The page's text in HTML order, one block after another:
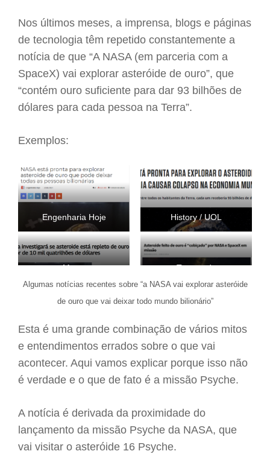
Nos últimos meses, a imprensa, blogs e páginas
de tecnologia têm repetido constantemente a
notícia de que “A NASA (em parceria com a
SpaceX) vai explorar asteróide de ouro”, que
“contém ouro suficiente para dar 93 bilhões de
dólares para cada pessoa na Terra”.
Exemplos:
Engenharia Hoje History / UOL
Metro Tecmundo
Algumas notícias recentes sobre “a NASA vai explorar asteróide
de ouro que vai deixar todo mundo bilionário”
Esta é uma grande combinação de vários mitos
e entendimentos errados sobre o que vai
acontecer. Aqui vamos explicar porque isso não
é verdade e o que de fato é a missão Psyche.
A notícia é derivada da proximidade do
lançamento da missão Psyche da NASA, que
vai visitar o asteróide 16 Psyche.